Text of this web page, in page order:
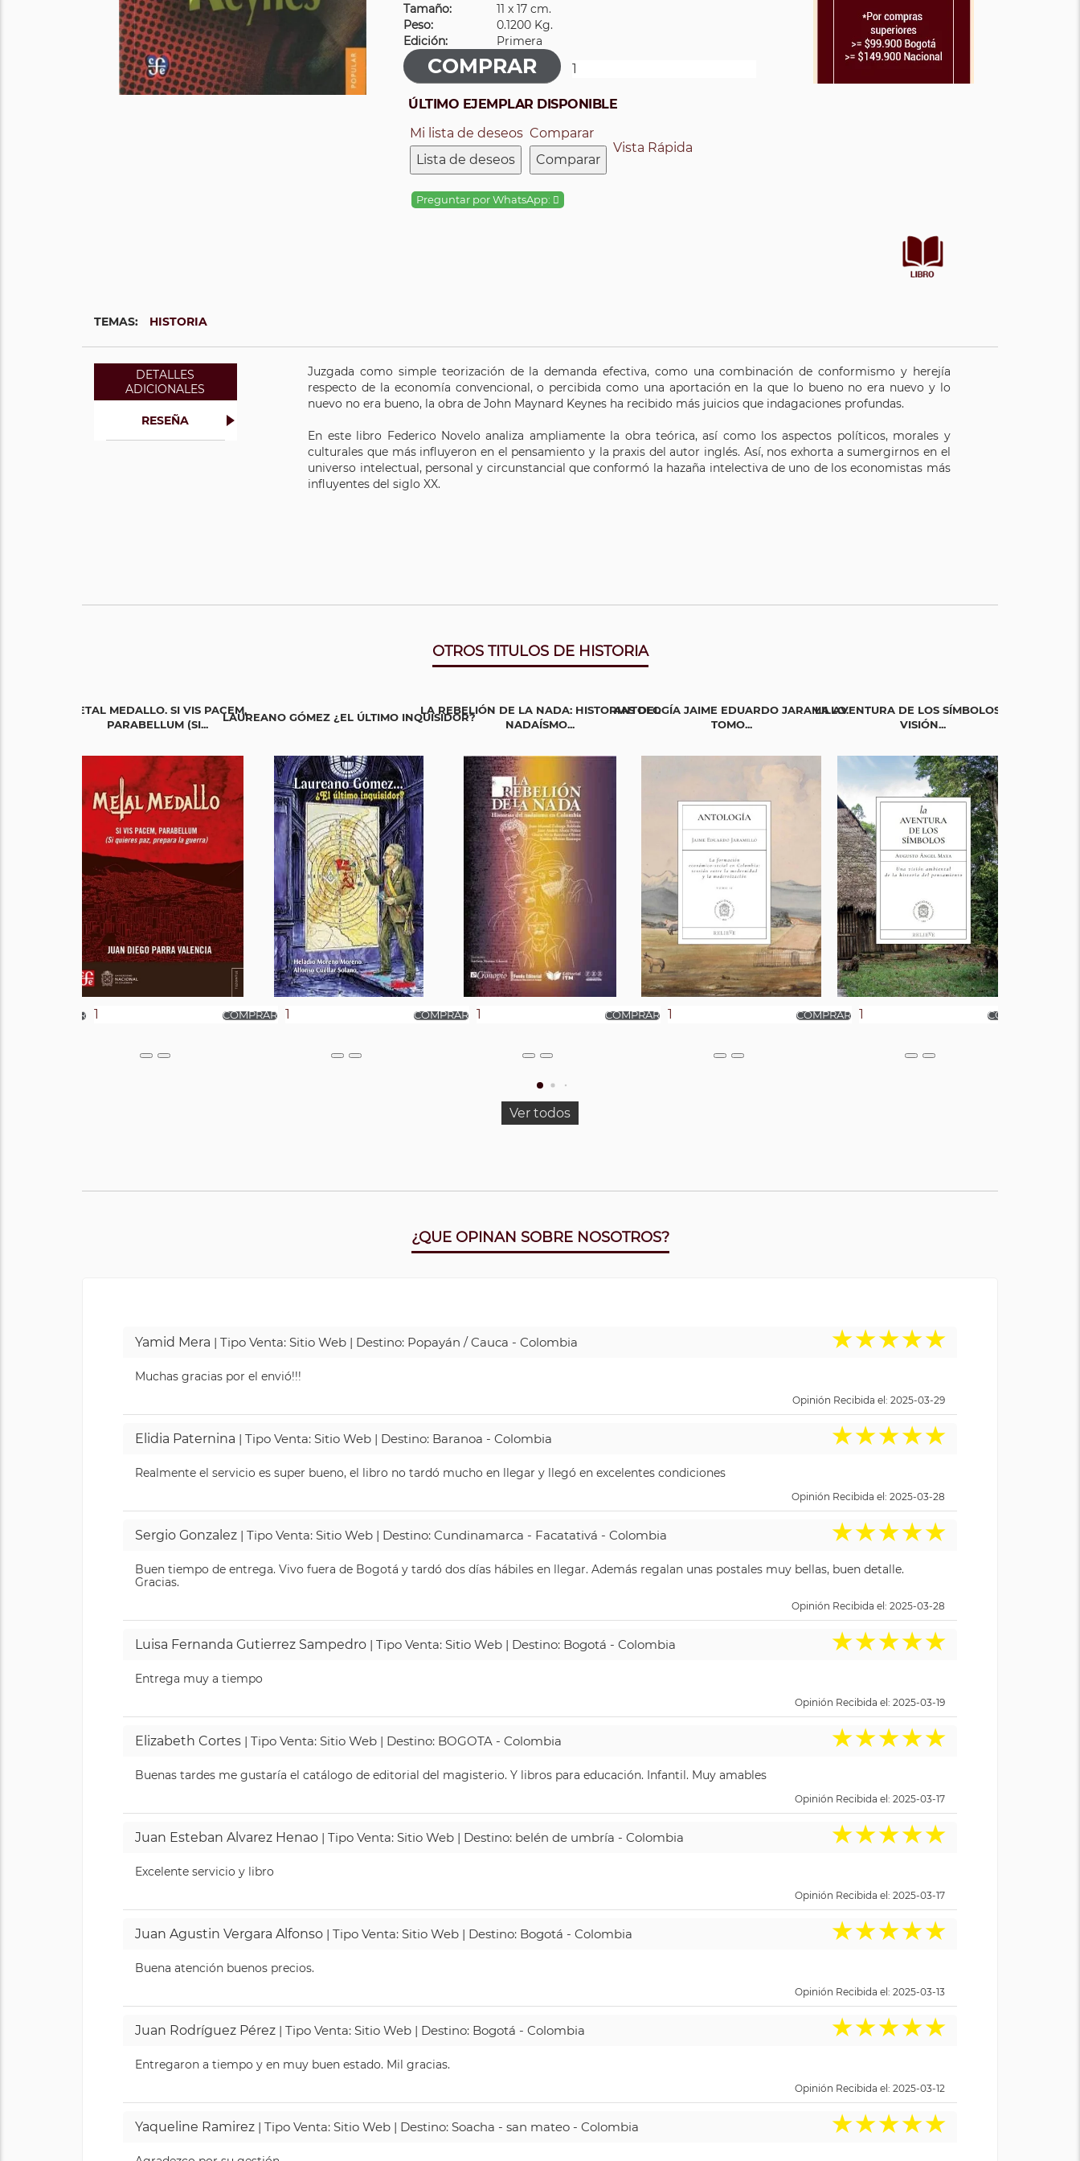
Tamaño:
11 x 17 cm.
Peso:
0.1200 Kg.
Edición:
Primera
ÚLTIMO EJEMPLAR DISPONIBLE
Mi lista de deseos
Lista de deseos
Comparar
Comparar
Vista Rápida
Preguntar por WhatsApp:
TEMAS: HISTORIA
DETALLES
ADICIONALES
RESEÑA
Juzgada como simple teorización de la demanda efectiva, como una combinación de conformismo y herejía
respecto de la economía convencional, o percibida como una aportación en la que lo bueno no era nuevo y lo
nuevo no era bueno, la obra de John Maynard Keynes ha recibido más juicios que indagaciones profundas.
En este libro Federico Novelo analiza ampliamente la obra teórica, así como los aspectos políticos, morales y
culturales que más influyeron en el pensamiento y la praxis del autor inglés. Así, nos exhorta a sumergirnos en el
universo intelectual, personal y circunstancial que conformó la hazaña intelectiva de uno de los economistas más
influyentes del siglo XX.
OTROS TITULOS DE HISTORIA
METAL MEDALLO. SI VIS PACEM,
PARABELLUM (SI...
LAUREANO GÓMEZ ¿EL ÚLTIMO INQUISIDOR?
LA REBELIÓN DE LA NADA: HISTORIAS DEL
NADAÍSMO...
ANTOLOGÍA JAIME EDUARDO JARAMILLO.
TOMO...
LA AVENTURA DE LOS SÍMBOLOS. UNA
VISIÓN...
Ver todos
¿QUE OPINAN SOBRE NOSOTROS?
Yamid Mera | Tipo Venta: Sitio Web | Destino: Popayán / Cauca - Colombia ★★★★★
Muchas gracias por el envió!!!
Opinión Recibida el: 2025-03-29
Elidia Paternina | Tipo Venta: Sitio Web | Destino: Baranoa - Colombia ★★★★★
Realmente el servicio es super bueno, el libro no tardó mucho en llegar y llegó en excelentes condiciones
Opinión Recibida el: 2025-03-28
Sergio Gonzalez | Tipo Venta: Sitio Web | Destino: Cundinamarca - Facatativá - Colombia ★★★★★
Buen tiempo de entrega. Vivo fuera de Bogotá y tardó dos días hábiles en llegar. Además regalan unas postales muy bellas, buen detalle.
Gracias.
Opinión Recibida el: 2025-03-28
Luisa Fernanda Gutierrez Sampedro | Tipo Venta: Sitio Web | Destino: Bogotá - Colombia ★★★★★
Entrega muy a tiempo
Opinión Recibida el: 2025-03-19
Elizabeth Cortes | Tipo Venta: Sitio Web | Destino: BOGOTA - Colombia ★★★★★
Buenas tardes me gustaría el catálogo de editorial del magisterio. Y libros para educación. Infantil. Muy amables
Opinión Recibida el: 2025-03-17
Juan Esteban Alvarez Henao | Tipo Venta: Sitio Web | Destino: belén de umbría - Colombia ★★★★★
Excelente servicio y libro
Opinión Recibida el: 2025-03-17
Juan Agustin Vergara Alfonso | Tipo Venta: Sitio Web | Destino: Bogotá - Colombia ★★★★★
Buena atención buenos precios.
Opinión Recibida el: 2025-03-13
Juan Rodríguez Pérez | Tipo Venta: Sitio Web | Destino: Bogotá - Colombia ★★★★★
Entregaron a tiempo y en muy buen estado. Mil gracias.
Opinión Recibida el: 2025-03-12
Yaqueline Ramirez | Tipo Venta: Sitio Web | Destino: Soacha - san mateo - Colombia ★★★★★